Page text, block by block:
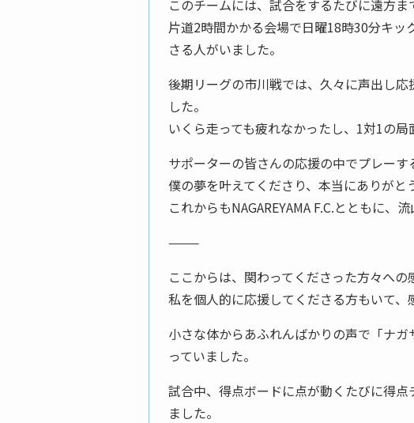
このチームには、試合をするたびに遠方ま
片道2時間かかる会場で日曜18時30分キ
さる人がいました。
後期リーグの市川戦では、久々に声出し
した。
いくら走っても疲れなかったし、1対1の
サポーターの皆さんの応援の中でプレーす
僕の夢を叶えてくださり、本当にありがと
これからもNAGAREYAMA F.C.とともに、
⸻
ここからは、関わってくださった方々への
私を個人的に応援してくださる方もいて、
小さな体からあふれんばかりの声で「ナ
っていました。
試合中、得点ボードに点が動くたびに得
ました。